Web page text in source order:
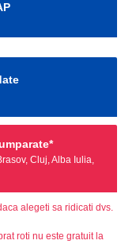
Cluj, Alba Iulia,
alegeti sa ridicati dvs.
roti nu este gratuit la